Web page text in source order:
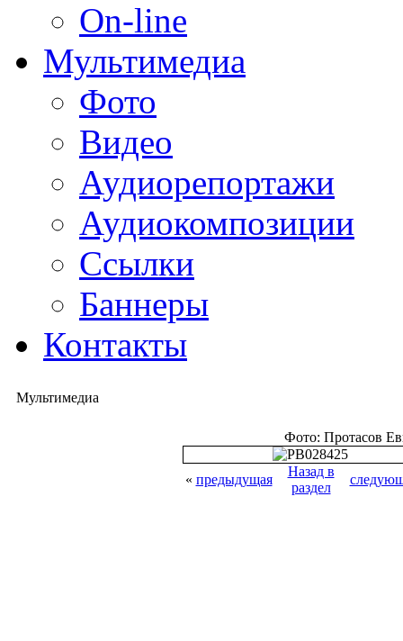
On-line
Мультимедиа
Фото
Видео
Аудиорепортажи
Аудиокомпозиции
Ссылки
Баннеры
Контакты
Мультимедиа
Фото: Протасов
« предыдущая
Назад в
раздел